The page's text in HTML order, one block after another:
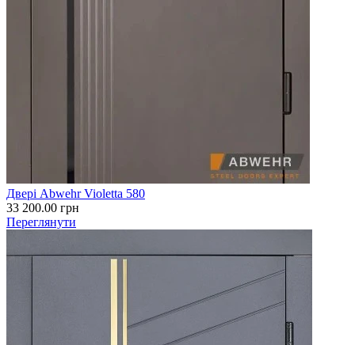
Двері Abwehr Violetta 580
33 200.00 грн
Переглянути